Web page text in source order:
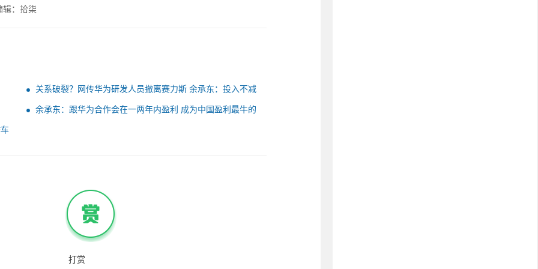
辑：拾柒
关系破裂？网传华为研发人员撤离赛力斯 余承东：投入不减
反增
余承东：跟华为合作会在一两年内盈利 成为中国盈利最牛的
打赏